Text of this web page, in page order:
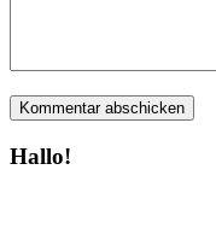
Hallo!